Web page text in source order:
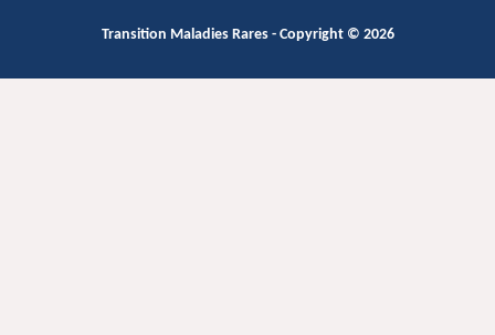
Transition Maladies Rares- Copyright © 2026